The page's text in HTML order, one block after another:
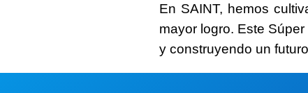
En SAINT, hemos
mayor logro. Este
y construyendo un